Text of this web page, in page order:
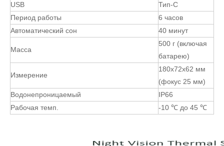
USB
Тип-C
Период работы
6 часов
Автоматический сон
40 минут
Масса
500 г (включая
батарею)
Измерение
180x72x62 мм
(фокус 25 мм)
Водонепроницаемый
IP66
Рабочая темп.
-10 ℃ до 45 ℃